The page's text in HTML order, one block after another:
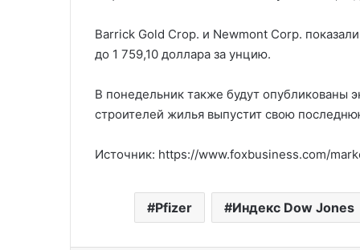
Barrick Gold Crop. и Newmont Corp.
до 1 759,10 доллара за унцию.
В понедельник также будут опубликованы
строителей жилья выпустит свою
Источник: https://www.foxbusiness.com/
Pfizer Индекс Dow Jones